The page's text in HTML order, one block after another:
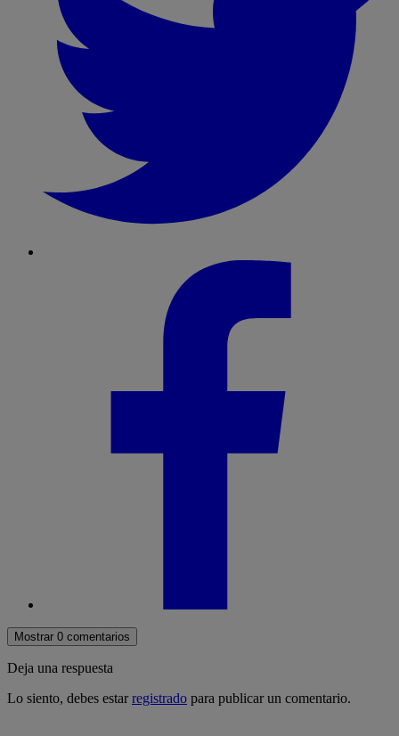
Mostrar 0 comentarios
Deja una respuesta
Lo siento, debes estarregistrado para publicar un comentario.